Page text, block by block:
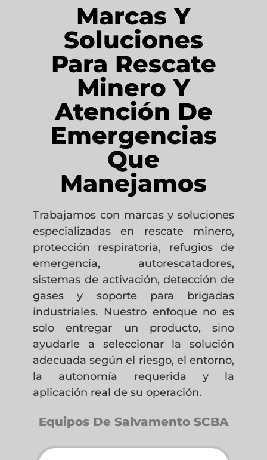
Marcas Y
Soluciones
Para Rescate
Minero Y
Atención De
Emergencias
Que
Manejamos
Trabajamos con marcas y soluciones
especializadas en rescate minero,
protección respiratoria, refugios de
emergencia, autorescatadores,
sistemas de activación, detección de
gases y soporte para brigadas
industriales. Nuestro enfoque no es
solo entregar un producto, sino
ayudarle a seleccionar la solución
adecuada según el riesgo, el entorno,
la autonomía requerida y la
aplicación real de su operación.
Equipos De Salvamento SCBA